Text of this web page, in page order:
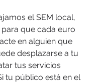
el SEM local,
que cada euro
en alguien que
desplazarse a tu
tus servicios
tu público está en el